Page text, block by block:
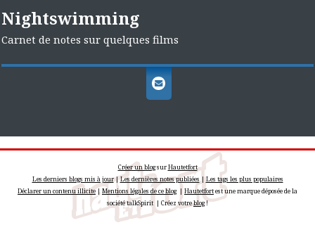
Nightswimming
Carnet de notes sur quelques films
Créer un blogsurHautetfort
Les derniers blogs mis à jour|Les dernières notes publiées |Les tags les plus populaires
Déclarer un contenu illicite| Mentions légales de ce blog| Hautetfortest une marque déposée de la
société talkSpirit | Créez votreblog!